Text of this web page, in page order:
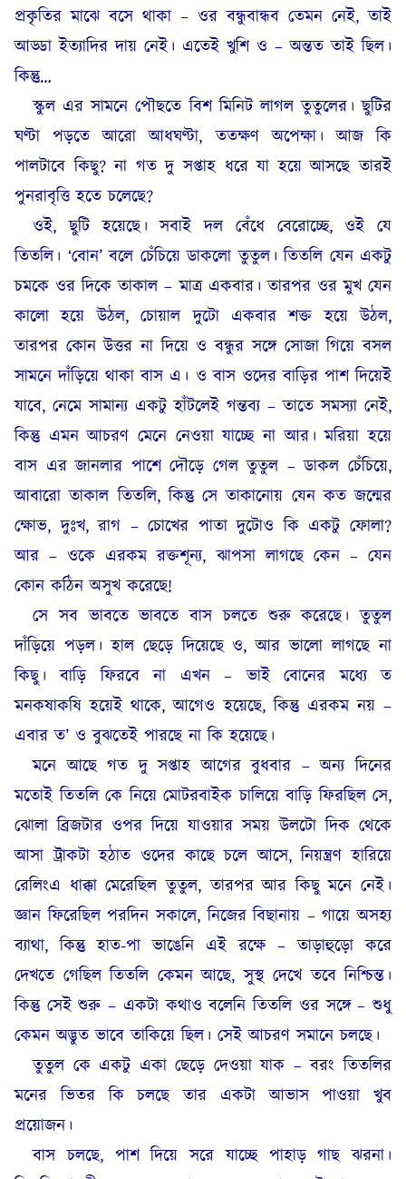
প্রকৃতির মাঝে বসে থাকা – ওর বন্ধুবান্ধব তেমন নেই, তাই
আড্ডা ইত্যাদির দায় নেই। এতেই খুশি ও – অন্তত তাই ছিল।
কিন্তু…
স্কুল এর সামনে পৌছতে বিশ মিনিট লাগল তুতুলের। ছুটির
ঘণ্টা পড়তে আরো আধঘণ্টা, ততক্ষণ অপেক্ষা। আজ কি
পালটাবে কিছু? না গত দু সপ্তাহ ধরে যা হয়ে আসছে তারই
পুনরাবৃত্তি হতে চলেছে?
ওই, ছুটি হয়েছে। সবাই দল বেঁধে বেরোচ্ছে, ওই যে
তিতলি। ‘বোন’ বলে চেঁচিয়ে ডাকলো তুতুল। তিতলি যেন একটু
চমকে ওর দিকে তাকাল – মাত্র একবার। তারপর ওর মুখ যেন
কালো হয়ে উঠল, চোয়াল দুটো একবার শক্ত হয়ে উঠল,
তারপর কোন উত্তর না দিয়ে ও বন্ধুর সঙ্গে সোজা গিয়ে বসল
সামনে দাঁড়িয়ে থাকা বাস এ। ও বাস ওদের বাড়ির পাশ দিয়েই
যাবে, নেমে সামান্য একটু হাঁটলেই গন্তব্য – তাতে সমস্যা নেই,
কিন্তু এমন আচরণ মেনে নেওয়া যাচ্ছে না আর। মরিয়া হয়ে
বাস এর জানলার পাশে দৌড়ে গেল তুতুল – ডাকল চেঁচিয়ে,
আবারো তাকাল তিতলি, কিন্তু সে তাকানোয় যেন কত জন্মের
ক্ষোভ, দুঃখ, রাগ – চোখের পাতা দুটোও কি একটু ফোলা?
আর – ওকে এরকম রক্তশূন্য, ঝাপসা লাগছে কেন – যেন
কোন কঠিন অসুখ করেছে!
সে সব ভাবতে ভাবতে বাস চলতে শুরু করেছে। তুতুল
দাঁড়িয়ে পড়ল। হাল ছেড়ে দিয়েছে ও, আর ভালো লাগছে না
কিছু। বাড়ি ফিরবে না এখন – ভাই বোনের মধ্যে ত
মনকষাকষি হয়েই থাকে, আগেও হয়েছে, কিন্তু এরকম নয় –
এবার ত’ ও বুঝতেই পারছে না কি হয়েছে।
মনে আছে গত দু সপ্তাহ আগের বুধবার – অন্য দিনের
মতোই তিতলি কে নিয়ে মোটরবাইক চালিয়ে বাড়ি ফিরছিল সে,
ঝোলা ব্রিজটার ওপর দিয়ে যাওয়ার সময় উলটো দিক থেকে
আসা ট্রাকটা হঠাত ওদের কাছে চলে আসে, নিয়ন্ত্রণ হারিয়ে
রেলিংএ ধাক্কা মেরেছিল তুতুল, তারপর আর কিছু মনে নেই।
জ্ঞান ফিরেছিল পরদিন সকালে, নিজের বিছানায় – গায়ে অসহ্য
ব্যাথা, কিন্তু হাত-পা ভাঙেনি এই রক্ষে – তাড়াহুড়ো করে
দেখতে গেছিল তিতলি কেমন আছে, সুস্থ দেখে তবে নিশ্চিন্ত।
কিন্তু সেই শুরু – একটা কথাও বলেনি তিতলি ওর সঙ্গে – শুধু
কেমন অদ্ভুত ভাবে তাকিয়ে ছিল। সেই আচরণ সমানে চলছে।
তুতুল কে একটু একা ছেড়ে দেওয়া যাক – বরং তিতলির
মনের ভিতর কি চলছে তার একটা আভাস পাওয়া খুব
প্রয়োজন।
বাস চলছে, পাশ দিয়ে সরে যাচ্ছে পাহাড় গাছ ঝরনা।